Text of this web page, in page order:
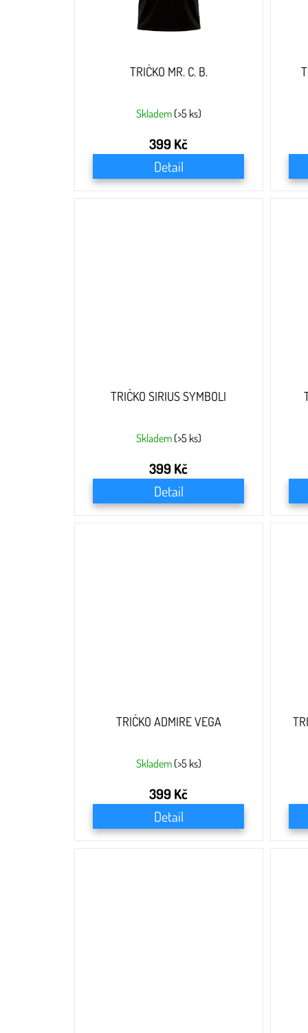
TRIČKO MR. C. B.
Skladem (>5 ks)
399 Kč
Detail
TRIČKO SIRIUS SYMBOLI
Skladem (>5 ks)
399 Kč
Detail
TRIČKO ADMIRE VEGA
Skladem (>5 ks)
399 Kč
Detail